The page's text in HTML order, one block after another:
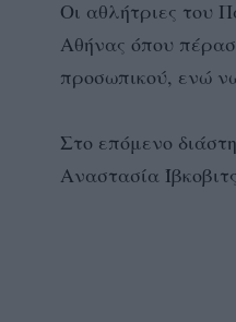
Οι αθλήτριες του
Αθήνας όπου
προσωπικού, ενώ
Στο επόμενο
Αναστασία